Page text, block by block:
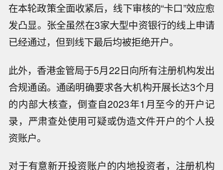
在本轮政策全面收紧后，线下审核的“卡口”效应愈
发凸显。张全虽然在3家大型中资银行的线上申请
已经通过，但到线下最后均被拒绝开户。
此外，香港金管局于5月22日向所有注册机构发出
合规通函。通函明确要求各大机构开展长达3个月
的内部大核查，倒查自2023年1月至今的开户记
录，严肃查处使用可疑或伪造文件开户的个人投
资账户。
对于有意新开投资账户的内地投资者，注册机构